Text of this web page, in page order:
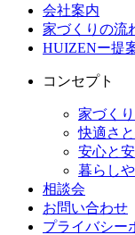
会社案内
家づくりの流
HUIZENー提
コンセプト
家づく
快適さ
安心と
暮らし
相談会
お問い合わせ
プライバシー